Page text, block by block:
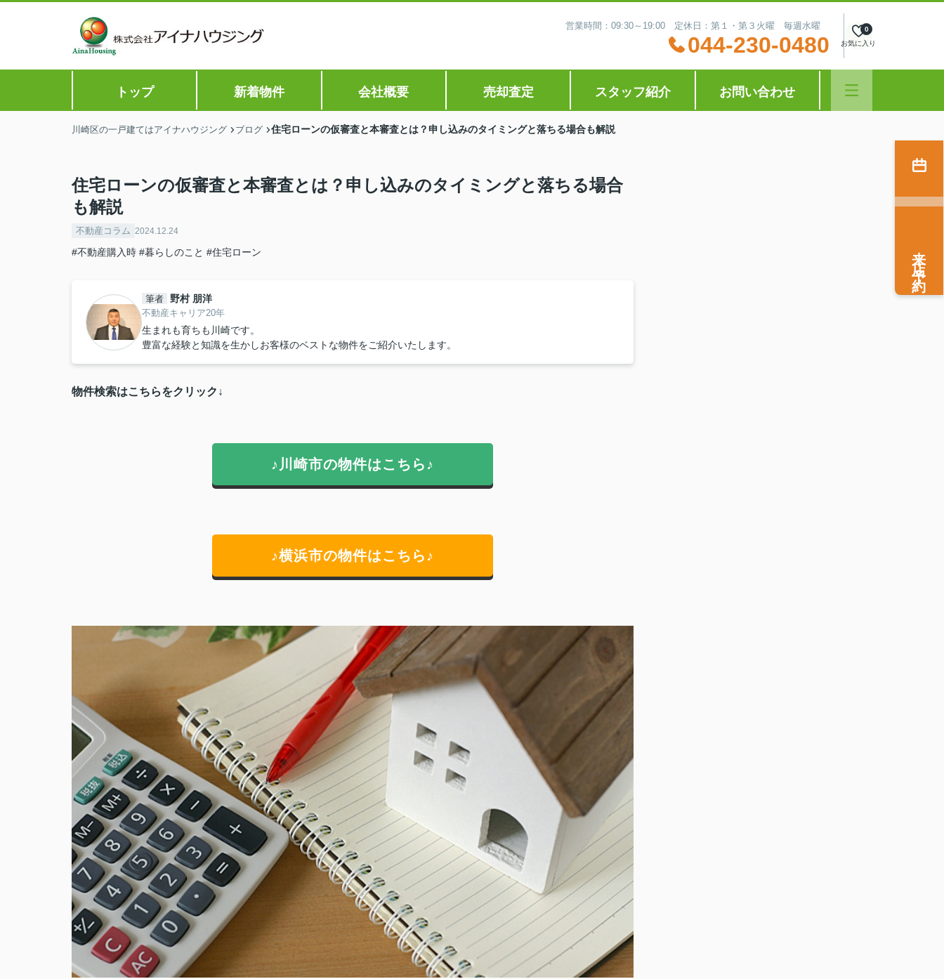
営業時間：09:30～19:00 定休日：第１・第３火曜 毎週水曜
044-230-0480 お気に入り
0
トップ 新着物件 会社概要 売却査定 スタッフ紹介 お問い合わせ
川崎区の一戸建てはアイナハウジング ブログ 住宅ローンの仮審査と本審査とは？申し込みのタイミングと落ちる場合も解説
住宅ローンの仮審査と本審査とは？申し込みのタイミングと落ちる場合
も解説
不動産コラム 2024.12.24
#不動産購入時 #暮らしのこと #住宅ローン
筆者 野村 朋洋
不動産キャリア20年
生まれも育ちも川崎です。
豊富な経験と知識を生かしお客様のベストな物件をご紹介いたします。
物件検索はこちらをクリック↓
♪川崎市の物件はこちら♪
♪横浜市の物件はこちら♪
来店予約